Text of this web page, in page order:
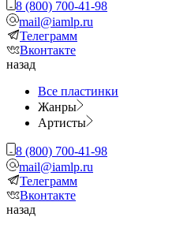
8 (800) 700-41-98
mail@iamlp.ru
Телеграмм
Вконтакте
назад
Все пластинки
Жанры
Артисты
8 (800) 700-41-98
mail@iamlp.ru
Телеграмм
Вконтакте
назад